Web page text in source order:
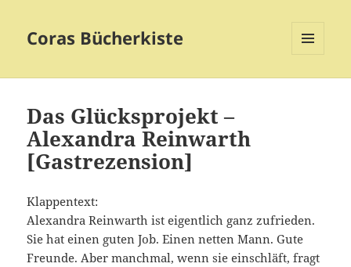
Coras Bücherkiste
Das Glücksprojekt –
Alexandra Reinwarth
[Gastrezension]
Klappentext:
Alexandra Reinwarth ist eigentlich ganz zufrieden.
Sie hat einen guten Job. Einen netten Mann. Gute
Freunde. Aber manchmal, wenn sie einschläft, fragt